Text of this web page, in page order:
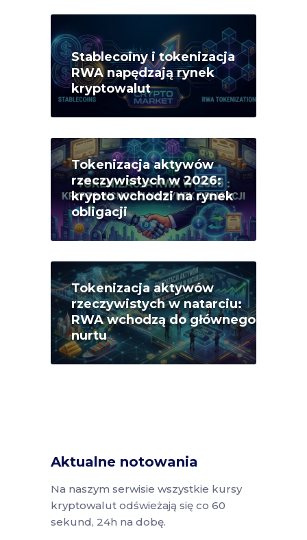
Stablecoiny i tokenizacja
RWA napędzają rynek
kryptowalut
Tokenizacja aktywów
rzeczywistych w 2026:
krypto wchodzi na rynek
obligacji
Tokenizacja aktywów
rzeczywistych w natarciu:
RWA wchodzą do głównego
nurtu
Aktualne notowania
Na naszym serwisie wszystkie kursy
kryptowalut odświeżają się co 60
sekund, 24h na dobę.